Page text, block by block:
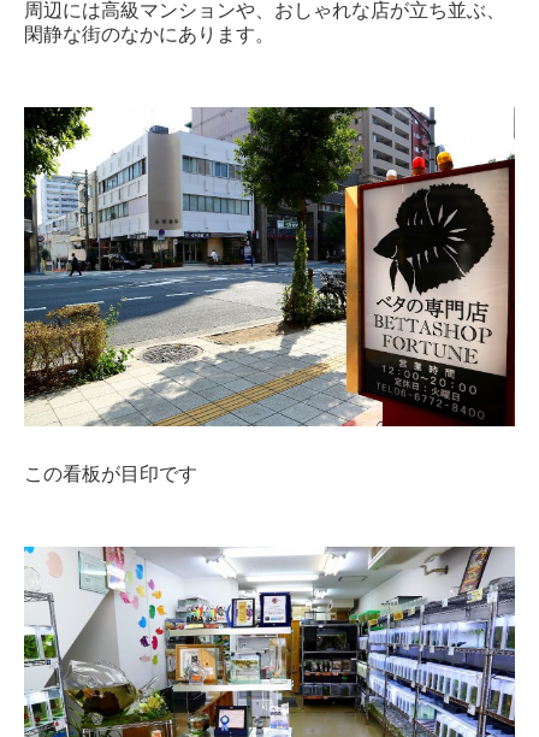
周辺には高級マンションや、おしゃれな店が立ち並ぶ、
閑静な街のなかにあります。
この看板が目印です